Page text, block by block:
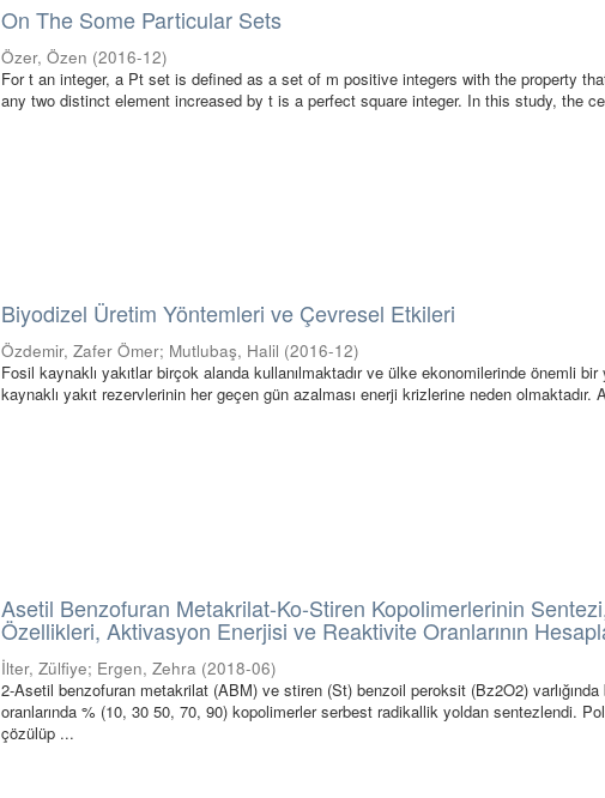
On The Some Particular Sets
Özer, Özen (2016-12)
For t an integer, a Pt set is defined as a set of m positive integers with the property
any two distinct element increased by t is a perfect square integer. In this study, the
Biyodizel Üretim Yöntemleri ve Çevresel Etkileri
Özdemir, Zafer Ömer; Mutlubaş, Halil (2016-12)
Fosil kaynaklı yakıtlar birçok alanda kullanılmaktadır ve ülke ekonomilerinde önemli bir
kaynaklı yakıt rezervlerinin her geçen gün azalması enerji krizlerine neden olmaktadır.
Asetil Benzofuran Metakrilat-Ko-Stiren Kopolimerlerinin
Özellikleri, Aktivasyon Enerjisi ve Reaktivite Oranlarının
İlter, Zülfiye; Ergen, Zehra (2018-06)
2-Asetil benzofuran metakrilat (ABM) ve stiren (St) benzoil peroksit (Bz2O2) varlığında
oranlarında % (10, 30 50, 70, 90) kopolimerler serbest radikallik yoldan sentezlendi.
çözülüp ...